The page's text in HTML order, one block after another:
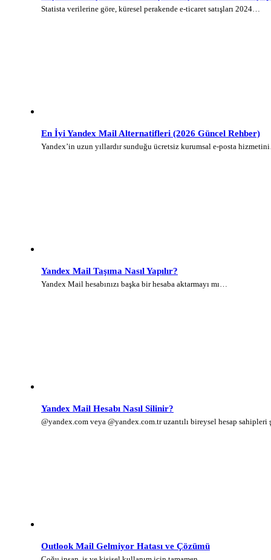
Statista verilerine göre, küresel perakende e-ticaret satışları 2024…
En İyi Yandex Mail Alternatifleri (2026 Güncel Rehber)
Yandex’in uzun yıllardır sunduğu ücretsiz kurumsal e-posta
Yandex Mail Taşıma Nasıl Yapılır?
Yandex Mail hesabınızı başka bir hesaba aktarmayı mı…
Yandex Mail Hesabı Nasıl Silinir?
@yandex.com veya @yandex.com.tr uzantılı bireysel hesap
Outlook Mail Gelmiyor Hatası ve Çözümü